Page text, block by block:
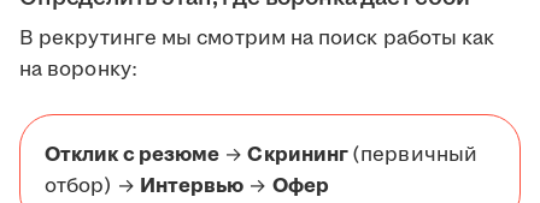
В рекрутинге мы смотрим на поиск работы как
на воронку:
Отклик с резюме →Скрининг(первичный
отбор) → Интервью → Офер